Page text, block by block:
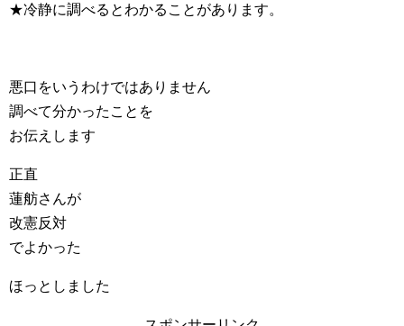
★冷静に調べるとわかることがあります。
悪口をいうわけではありません
調べて分かったことを
お伝えします
正直
蓮舫さんが
改憲反対
でよかった
ほっとしました